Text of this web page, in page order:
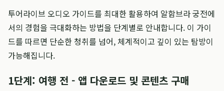
투어라이브 오디오 가이드를 최대한 활용하여 알함브라 궁전에
서의 경험을 극대화하는 방법을 단계별로 안내합니다. 이 가이
드를 따르면 단순한 청취를 넘어, 체계적이고 깊이 있는 탐방이
가능해집니다.
1단계: 여행 전 - 앱 다운로드 및 콘텐츠 구매